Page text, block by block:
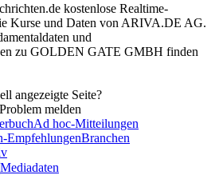
kostenlose Realtime-
Kurse und Daten von ARIVA.DE AG.
und
zu GOLDEN GATE GMBH finden
angezeigte Seite?
Problem melden
Ad hoc-Mitteilungen
EmpfehlungenBranchen
Mediadaten